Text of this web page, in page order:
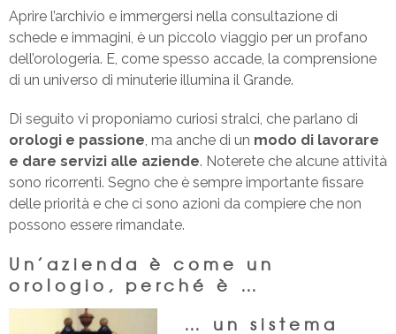
Aprire l’archivio e immergersi nella consultazione di
schede e immagini, è un piccolo viaggio per un profano
dell’orologeria. E, come spesso accade, la comprensione
di un universo di minuterie illumina il Grande.
Di seguito vi proponiamo curiosi stralci, che parlano di
orologi e passione, ma anche di un modo di lavorare
e dare servizi alle aziende. Noterete che alcune attività
sono ricorrenti. Segno che è sempre importante fissare
delle priorità e che ci sono azioni da compiere che non
possono essere rimandate.
Un’azienda è come un
orologio, perché è …
… un sistema